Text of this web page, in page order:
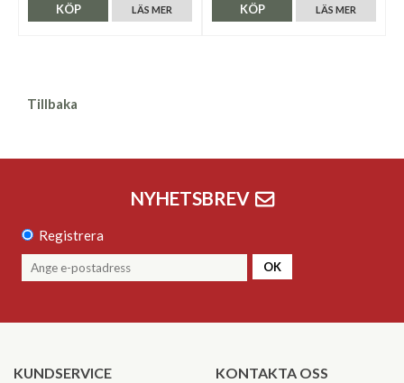
LÄS MER
KÖP LÄS MER
KÖP
Tillbaka
NYHETSBREV
Registrera
OK
KUNDSERVICE KONTAKTA OSS